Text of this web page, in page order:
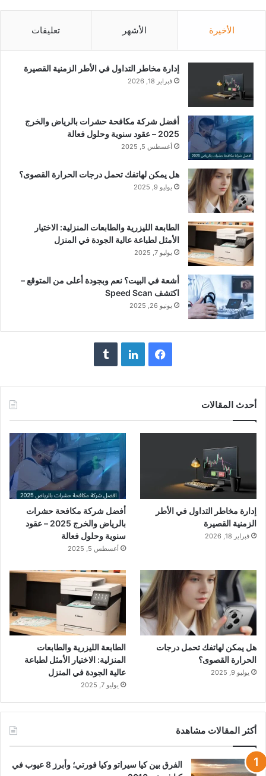
الأخيرة الأشهر تعليقات
إدارة مخاطر التداول في الأطر الزمنية القصيرة
فبراير 18, 2026
أفضل شركة مكافحة حشرات بالرياض والخرج
2025 – عقود سنوية وحلول فعالة
أغسطس 5, 2025
هل يمكن لهاتفك تحمل درجات الحرارة القصوى؟
يوليو 9, 2025
الطابعة الليزرية والطابعات المنزلية: الاختيار
الأمثل لطباعة عالية الجودة في المنزل
يوليو 7, 2025
أشعة في البيت؟ نعم وبجودة أعلى من المتوقع –
اكتشف Speed Scan
يونيو 26, 2025
فيسبوكلينكدإن
‏Tumblr
أحدث المقالات
إدارة مخاطر التداول في الأطر
الزمنية القصيرة
فبراير 18, 2026
أفضل شركة مكافحة حشرات
بالرياض والخرج 2025 – عقود
سنوية وحلول فعالة
أغسطس 5, 2025
هل يمكن لهاتفك تحمل درجات
الحرارة القصوى؟
يوليو 9, 2025
الطابعة الليزرية والطابعات
المنزلية: الاختيار الأمثل لطباعة
عالية الجودة في المنزل
يوليو 7, 2025
أكثر المقالات مشاهدة
الفرق بين كيا سيراتو وكيا فورتي؛ وأبرز 8 عيوب في